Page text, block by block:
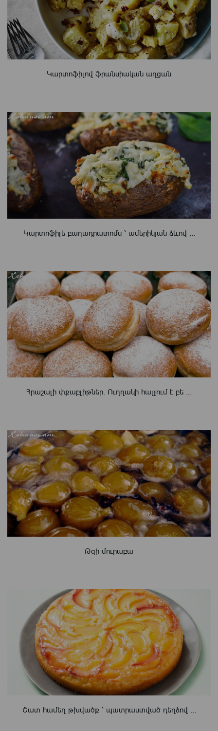
Կարտոֆիլով ֆրանսիական աղցան
Կարտոֆիլե բաղադրատոմս ՝ ամերիկյան ձևով ...
Հրաշալի փքաբլիթներ. Ուղղակի հալչում է բե ...
Թզի մուրաբա
Շատ համեղ թխվածք ՝ պատրաստված դեղձով ...